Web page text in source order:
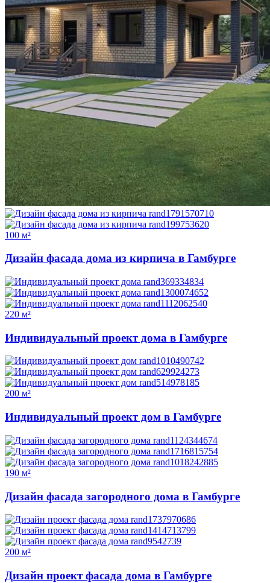
100 м²
Дизайн фасада дома из кирпича в Гамбурге
220 м²
Индивидуальный проект дома в Гамбурге
200 м²
Индивидуальный проект дом в Гамбурге
190 м²
Дизайн фасада загородного дома в Гамбурге
200 м²
Дизайн проект фасада дома в Гамбурге